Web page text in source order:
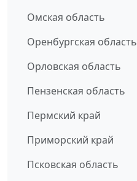
Омская область
Оренбургская область
Орловская область
Пензенская область
Пермский край
Приморский край
Псковская область